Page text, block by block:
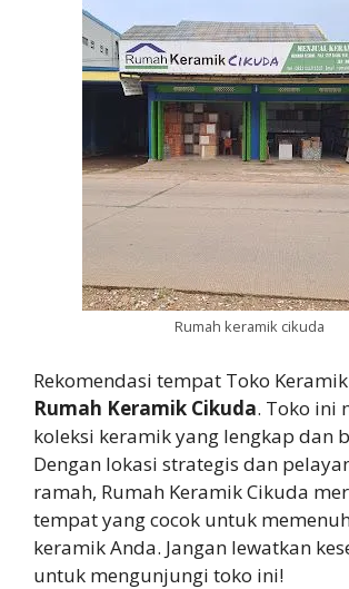
Rumah keramik cikuda
Rekomendasi tempat Toko
Rumah Keramik Cikuda. Toko ini
koleksi keramik yang lengkap dan
Dengan lokasi strategis dan
ramah, Rumah Keramik Cikuda
tempat yang cocok untuk
keramik Anda. Jangan lewatkan
untuk mengunjungi toko ini!